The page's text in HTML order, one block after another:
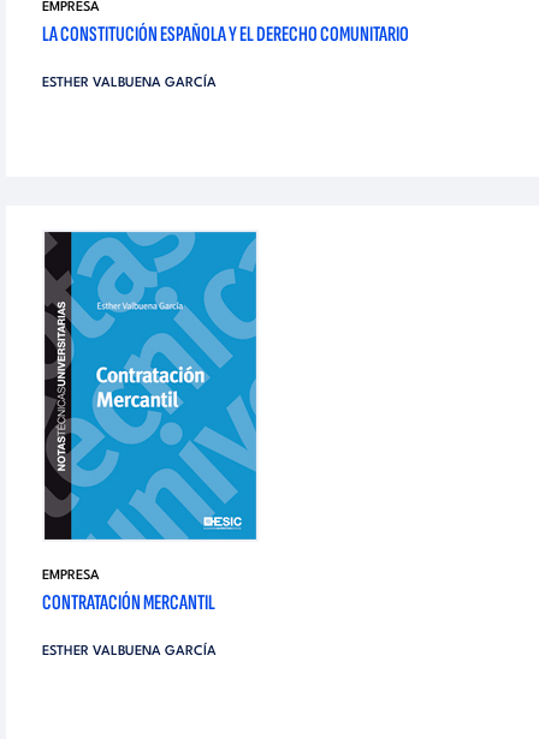
EMPRESA
LA CONSTITUCIÓN ESPAÑOLA Y EL DERECHO COMUNITARIO
ESTHER VALBUENA GARCÍA
EMPRESA
CONTRATACIÓN MERCANTIL
ESTHER VALBUENA GARCÍA